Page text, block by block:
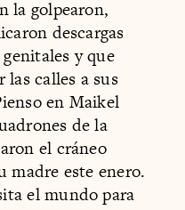
la golpearon,
descargas
y que
calles a sus
en Maikel
de la
el cráneo
madre este enero.
el mundo para